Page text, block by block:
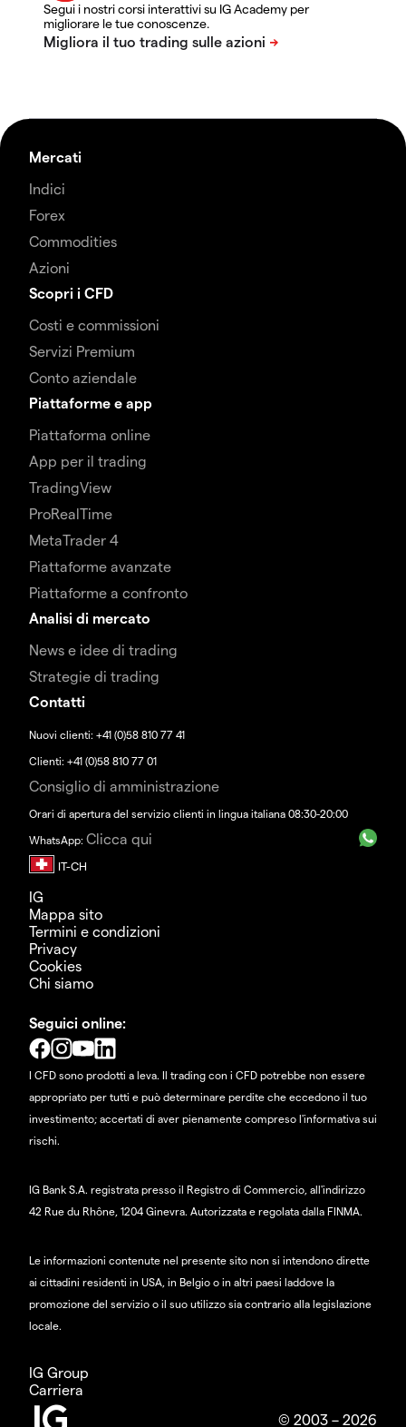
Segui i nostri corsi interattivi su IG Academy per
migliorare le tue conoscenze.
Mercati
Indici
Forex
Commodities
Azioni
Scopri i CFD
Costi e commissioni
Servizi Premium
Conto aziendale
Piattaforme e app
Piattaforma online
App per il trading
TradingView
ProRealTime
MetaTrader 4
Piattaforme avanzate
Piattaforme a confronto
Analisi di mercato
News e idee di trading
Strategie di trading
Contatti
Nuovi clienti: +41 (0)58 810 77 41
Clienti: +41 (0)58 810 77 01
Consiglio di amministrazione
Orari di apertura del servizio clienti in lingua italiana 08:30-20:00
WhatsApp: Clicca qui
IG
Mappa sito
Termini e condizioni
Privacy
Cookies
Chi siamo
Seguici online:
I CFD sono prodotti a leva. Il trading con i CFD potrebbe non essere
appropriato per tutti e può determinare perdite che eccedono il tuo
investimento; accertati di aver pienamente compreso l'informativa sui
rischi.
IG Bank S.A. registrata presso il Registro di Commercio, all'indirizzo
42 Rue du Rhône, 1204 Ginevra. Autorizzata e regolata dalla FINMA.
Le informazioni contenute nel presente sito non si intendono dirette
ai cittadini residenti in USA, in Belgio o in altri paesi laddove la
promozione del servizio o il suo utilizzo sia contrario alla legislazione
locale.
IG Group
Carriera
© 2003 – 2026